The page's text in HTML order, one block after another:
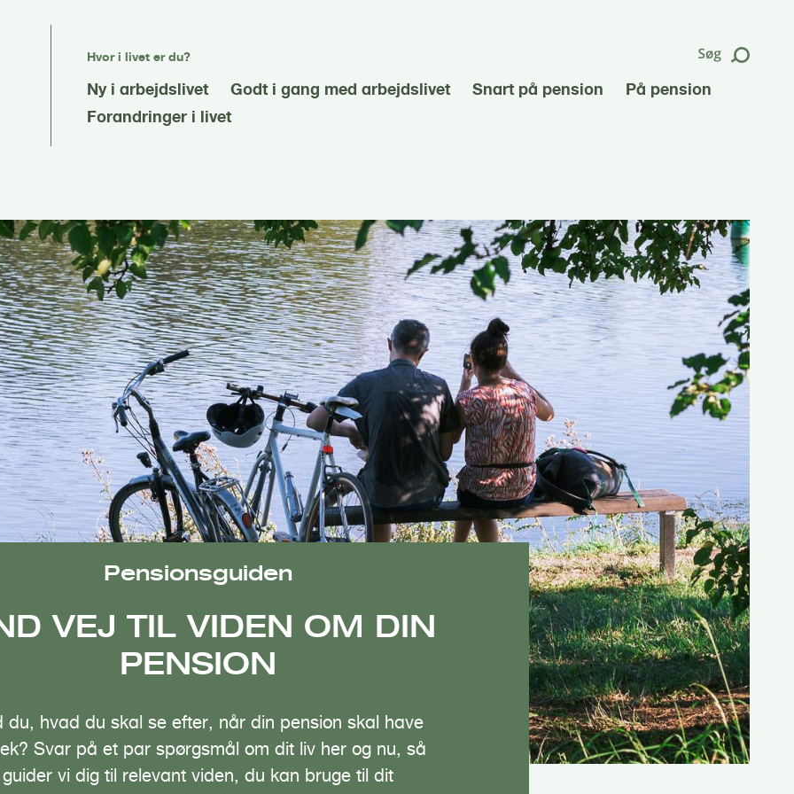
Hvor i livet er du?
Ny i arbejdslivet Godt i gang med arbejdslivet Snart på pension
På pension
Forandringer i livet
Pensionsguiden
VEJ TIL VIDEN OM DIN
PENSION
du, hvad du skal se efter, når din pension skal have
Svar på et par spørgsmål om dit liv her og nu, så
guider vi dig til relevant viden, du kan bruge til dit